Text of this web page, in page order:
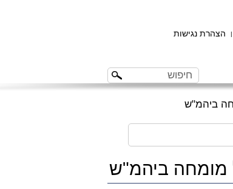
| הצהרת נגישות
ביהמ"ש
מומחה ביהמ"ש